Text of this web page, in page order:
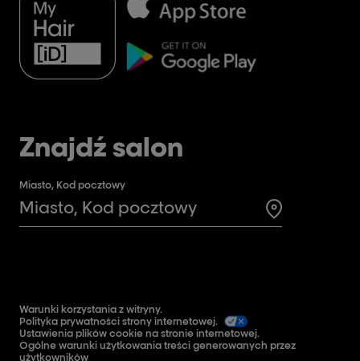
Znajdź salon
Miasto, Kod pocztowy
Search for a
Warunki korzystania z witryny.
Polityka prywatności strony internetowej.
Ustawienia plików cookie na stronie internetowej.
Ogólne warunki użytkowania treści generowanych przez
użytkowników